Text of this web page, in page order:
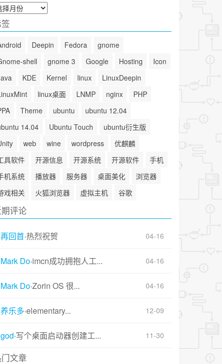
Deepin Fedora
gnome
shell
gnome 3 Google Hosting
Icon
KDE Kernel linux
LinuxDeepin
linux桌面 LNMP nginx
PHP
Theme ubuntu
ubuntu 12.04
14.04
Ubuntu Touch
ubuntu衍生版
web wine wordpress
优麒麟
具软件
开源信息 开源系统 开源软件
手机
机系统
播放器 服务器 桌面美化
浏览器
戏相关
火狐浏览器 虚拟主机 谷歌
评论
再回首·热烈祝贺 04-16
Mark Do·imcn成功拥抱人工... 04-16
Mark Do·Zorin OS 很... 04-16
养乐多·elementary... 12-09
god·写个桌面启动器创建工... 11-30
文章